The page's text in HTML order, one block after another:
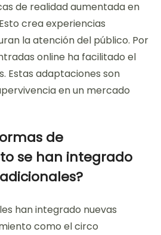
de realidad aumentada en
crea experiencias
la atención del público. Por
online ha facilitado el
Estas adaptaciones son
en un mercado
de
se han integrado
han integrado nuevas
como el circo